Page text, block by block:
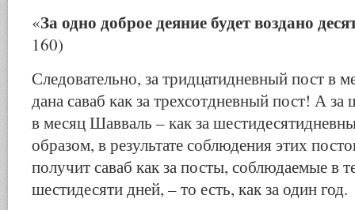
«За одно доброе деяние будет воздано
160)
Следовательно, за тридцатидневный пост в
дана саваб как за трехсотдневный пост! А
в месяц Шавваль – как за
образом, в результате соблюдения этих
получит саваб как за посты, соблюдаемые в
шестидесяти дней, – то есть, как за один год.